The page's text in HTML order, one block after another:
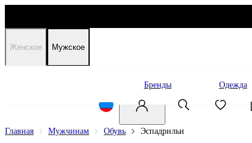
Женское Мужское
Бренды Одежда
Главная Мужчинам Обувь Эспадрильи